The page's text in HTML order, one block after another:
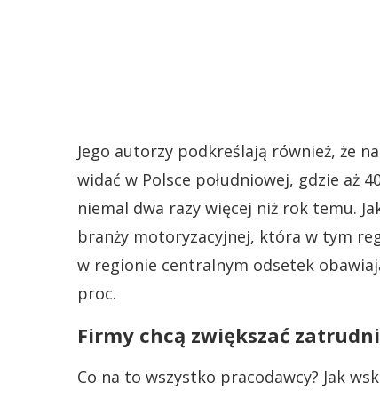
Jego autorzy podkreślają również, że
widać w Polsce południowej, gdzie aż
niemal dwa razy więcej niż rok temu.
branży motoryzacyjnej, która w tym
w regionie centralnym odsetek
proc.
Firmy chcą zwiększać
Co na to wszystko pracodawcy? Jak